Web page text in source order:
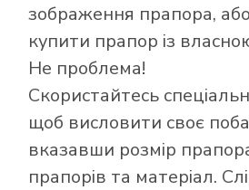
зображення прапора,
купити прапор із
Не проблема!
Скористайтесь
щоб висловити своє
вказавши розмір
прапорів та матеріал.
Як купити
в інтернет-
магазині